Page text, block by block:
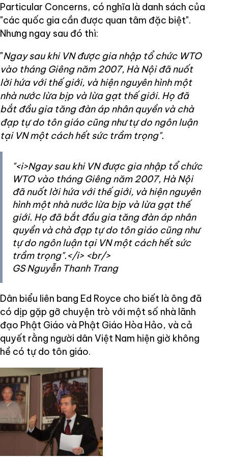
Particular Concerns, có nghĩa là danh sách của
"các quốc gia cần được quan tâm đặc biệt".
Nhưng ngay sau đó thì:
"Ngay sau khi VN được gia nhập tổ chức WTO
vào tháng Giêng năm 2007, Hà Nội đã nuốt
lời hứa với thế giới, và hiện nguyên hình một
nhà nước lừa bịp và lừa gạt thế giới. Họ đã
bắt đầu gia tăng đàn áp nhân quyền và chà
đạp tự do tôn giáo cũng như tự do ngôn luận
tại VN một cách hết sức trầm trọng".
"<i>Ngay sau khi VN được gia nhập tổ chức
WTO vào tháng Giêng năm 2007, Hà Nội
đã nuốt lời hứa với thế giới, và hiện nguyên
hình một nhà nước lừa bịp và lừa gạt thế
giới. Họ đã bắt đầu gia tăng đàn áp nhân
quyền và chà đạp tự do tôn giáo cũng như
tự do ngôn luận tại VN một cách hết sức
trầm trọng".</i> <br/>
GS Nguyễn Thanh Trang
Dân biểu liên bang Ed Royce cho biết là ông đã
có dịp gặp gỡ chuyện trò với một số nhà lãnh
đạo Phật Giáo và Phật Giáo Hòa Hảo, và cả
quyết rằng người dân Việt Nam hiện giờ không
hề có tự do tôn giáo.